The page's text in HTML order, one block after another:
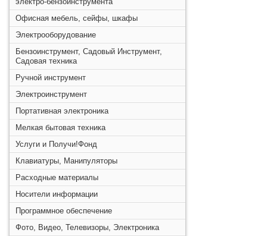
Офисная мебель, сейфы, шкафы
Электрооборудование
Бензоинструмент, Садовый Инструмент,
Садовая техника
Ручной инструмент
Электроинструмент
Портативная электроника
Мелкая бытовая техника
Услуги и Получи!Фонд
Клавиатуры, Манипуляторы
Расходные материалы
Носители информации
Программное обеспечение
Фото, Видео, Телевизоры, Электроника